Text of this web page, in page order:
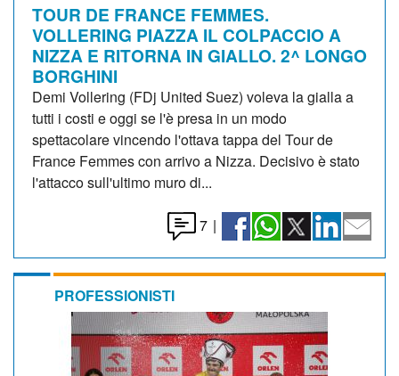
TOUR DE FRANCE FEMMES.
VOLLERING PIAZZA IL COLPACCIO A
NIZZA E RITORNA IN GIALLO. 2^ LONGO
BORGHINI
Demi Vollering (FDj United Suez) voleva la gialla a
tutti i costi e oggi se l'è presa in un modo
spettacolare vincendo l'ottava tappa del Tour de
France Femmes con arrivo a Nizza. Decisivo è stato
l'attacco sull'ultimo muro di...
7 |
PROFESSIONISTI